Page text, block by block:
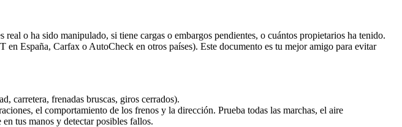
o ha sido manipulado, si tiene cargas o embargos pendientes, o cuántos propietarios ha tenido.
España, Carfax o AutoCheck en otros países). Este documento es tu mejor amigo para evitar
carretera, frenadas bruscas, giros cerrados).
el comportamiento de los frenos y la dirección. Prueba todas las marchas, el aire
tus manos y detectar posibles fallos.